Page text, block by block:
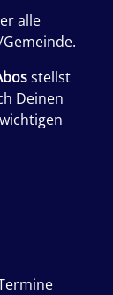
alle
stellst
Deinen